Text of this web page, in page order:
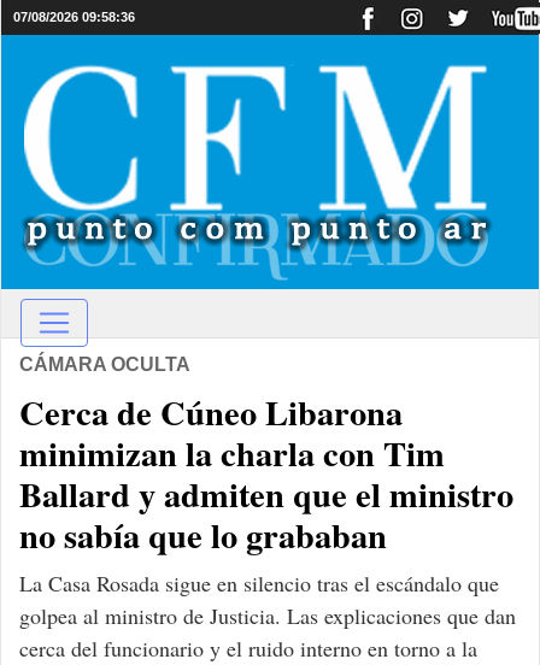
07/08/2026 09:58:36
CÁMARA OCULTA
Cerca de Cúneo Libarona
minimizan la charla con Tim
Ballard y admiten que el ministro
no sabía que lo grababan
La Casa Rosada sigue en silencio tras el escándalo que
golpea al ministro de Justicia. Las explicaciones que dan
cerca del funcionario y el ruido interno en torno a la